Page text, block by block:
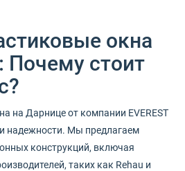
окна
Почему стоит
на Дарнице от компании EVEREST
надежности. Мы предлагаем
конструкций, включая
таких как Rehau и